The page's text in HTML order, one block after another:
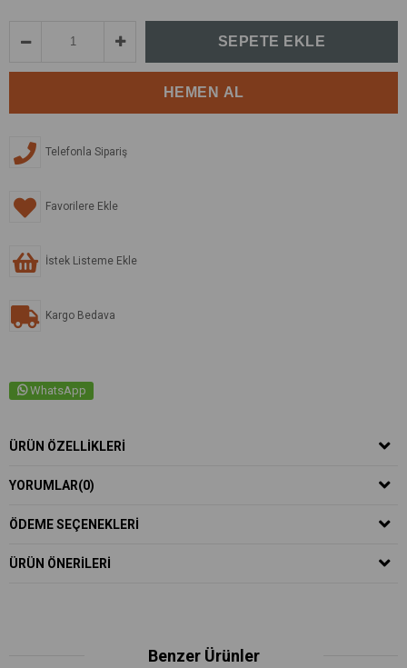
Telefonla Sipariş
Favorilere Ekle
İstek Listeme Ekle
Kargo Bedava
WhatsApp
ÜRÜN ÖZELLIKLERI
YORUMLAR(0)
ÖDEME SEÇENEKLERI
ÜRÜN ÖNERILERI
Benzer Ürünler